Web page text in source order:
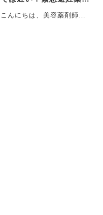
1分でも早く飲むべき生
物学的な理由
こんにちは、美容薬剤師の